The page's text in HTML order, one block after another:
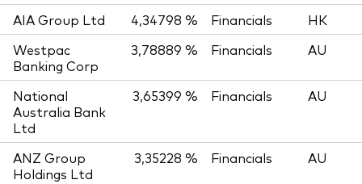
AIA Group Ltd 4,34798 % Financials
HK
Westpac
Banking Corp
3,78889 % Financials AU
National
Australia Bank
Ltd
3,65399 % Financials AU
ANZ Group
Holdings Ltd
3,35228 % Financials AU